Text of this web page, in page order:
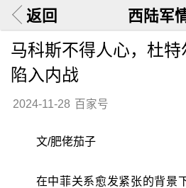
返回 西陆军
马科斯不得人心，杜
陷入内战
2024-11-28 百家号
文/肥佬茄子
在中菲关系愈发紧张的背景